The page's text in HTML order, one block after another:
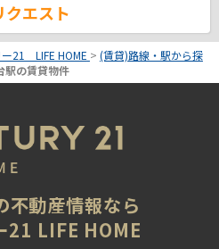
クエスト
21 LIFE HOME > (賃貸)路線・駅から探
駅の賃貸物件
不動産情報なら
21 LIFE HOME